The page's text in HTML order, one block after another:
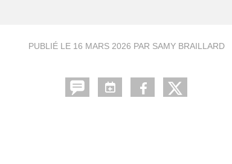
PUBLIÉ LE 16 MARS 2026 PAR SAMY BRAILLARD